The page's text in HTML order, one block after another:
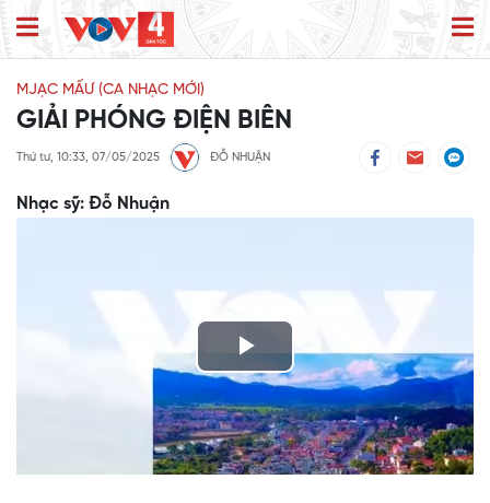
MJẠC MẤƯ (CA NHẠC MỚI)
GIẢI PHÓNG ĐIỆN BIÊN
Thứ tư, 10:33, 07/05/2025 ĐỖ NHUẬN
Nhạc sỹ: Đỗ Nhuận
Play
Video